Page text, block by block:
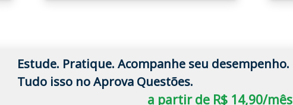
Estude. Pratique. Acompanhe seu desempenho.
Tudo isso no Aprova Questões.
a partir de R$ 14,90/mês